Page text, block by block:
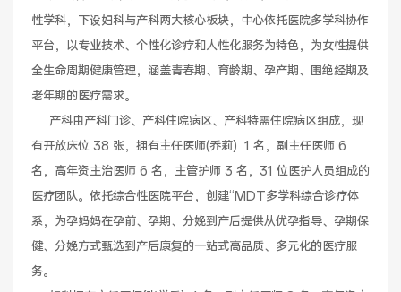
健康管理体检 手术科室
非手术科室 其他科室
专家团队
性学科，下设妇科与产科两大核心板块，中心依托医院多学科协作
平台，以专业技术、个性化诊疗和人性化服务为特色，为女性提供
全生命周期健康管理，涵盖青春期、育龄期、孕产期、围绝经期及
老年期的医疗需求。
有开放床位 38 张，拥有主任医师(乔莉)  1 名，副主任医师 6
名，高年资主治医师 6 名，主管护师 3 名，31 位医护人员组成的
医疗团队。依托综合性医院平台，创建“MDT多学科综合诊疗体
系，为孕妈妈在孕前、孕期、分娩到产后提供从优孕指导、孕期保
健、分娩方式甄选到产后康复的一站式高品质、多元化的医疗服
务。